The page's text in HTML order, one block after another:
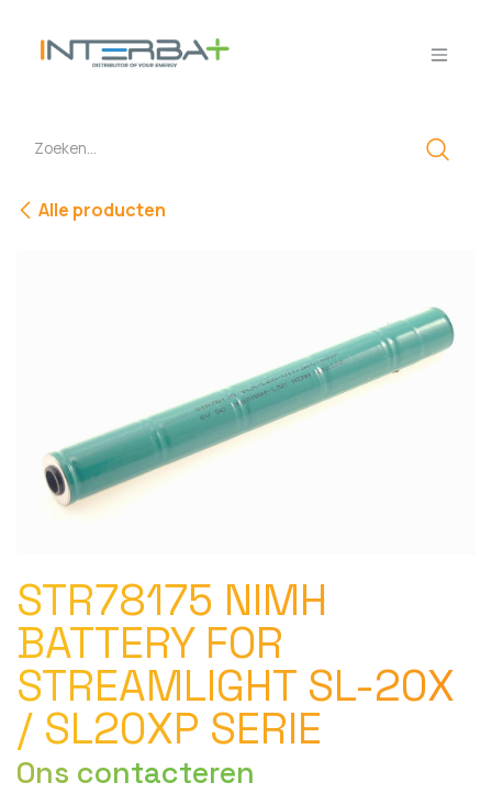
Alle producten
STR78175 NIMH
BATTERY FOR
STREAMLIGHT SL-20X
/ SL20XP SERIE
Ons contacteren